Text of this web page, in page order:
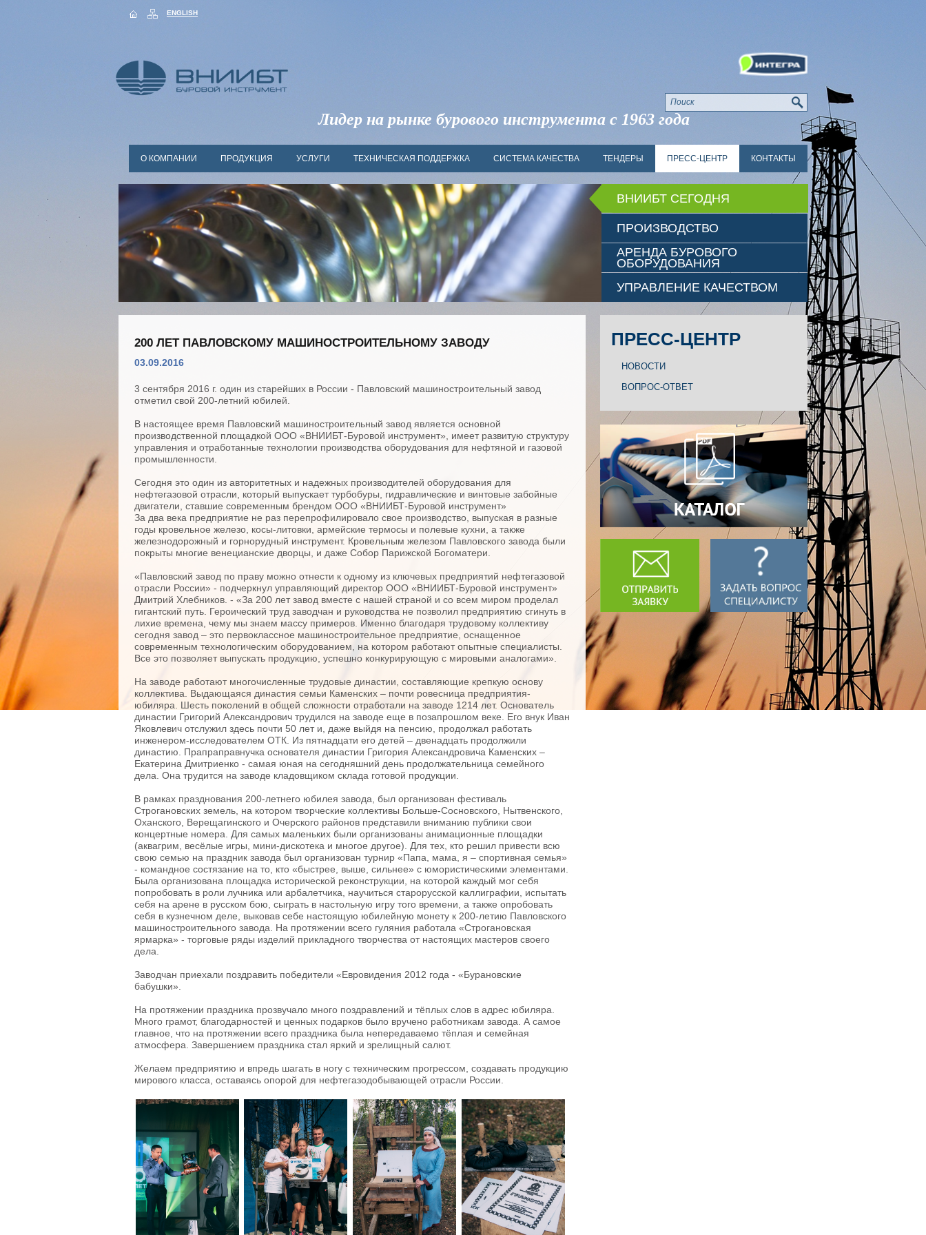
ENGLISH
Лидер на рынке бурового инструмента с 1963 года
О КОМПАНИИ ПРОДУКЦИЯ УСЛУГИ ТЕХНИЧЕСКАЯ ПОДДЕРЖКА СИСТЕМА КАЧЕСТВА ТЕНДЕРЫ ПРЕСС-ЦЕНТР КОНТАКТЫ
ВНИИБТ СЕГОДНЯ
ПРОИЗВОДСТВО
АРЕНДА БУРОВОГО
ОБОРУДОВАНИЯ
УПРАВЛЕНИЕ КАЧЕСТВОМ
200 ЛЕТ ПАВЛОВСКОМУ МАШИНОСТРОИТЕЛЬНОМУ ЗАВОДУ
03.09.2016
3 сентября 2016 г. один из старейших в России - Павловский машиностроительный завод
отметил свой 200-летний юбилей.
В настоящее время Павловский машиностроительный завод является основной
производственной площадкой ООО «ВНИИБТ-Буровой инструмент», имеет развитую структуру
управления и отработанные технологии производства оборудования для нефтяной и газовой
промышленности.
Сегодня это один из авторитетных и надежных производителей оборудования для
нефтегазовой отрасли, который выпускает турбобуры, гидравлические и винтовые забойные
двигатели, ставшие современным брендом ООО «ВНИИБТ-Буровой инструмент»
За два века предприятие не раз перепрофилировало свое производство, выпуская в разные
годы кровельное железо, косы-литовки, армейские термосы и полевые кухни, а также
железнодорожный и горнорудный инструмент. Кровельным железом Павловского завода были
покрыты многие венецианские дворцы, и даже Собор Парижской Богоматери.
«Павловский завод по праву можно отнести к одному из ключевых предприятий нефтегазовой
отрасли России» - подчеркнул управляющий директор ООО «ВНИИБТ-Буровой инструмент»
Дмитрий Хлебников. - «За 200 лет завод вместе с нашей страной и со всем миром проделал
гигантский путь. Героический труд заводчан и руководства не позволил предприятию сгинуть в
лихие времена, чему мы знаем массу примеров. Именно благодаря трудовому коллективу
сегодня завод – это первоклассное машиностроительное предприятие, оснащенное
современным технологическим оборудованием, на котором работают опытные специалисты.
Все это позволяет выпускать продукцию, успешно конкурирующую с мировыми аналогами».
На заводе работают многочисленные трудовые династии, составляющие крепкую основу
коллектива. Выдающаяся династия семьи Каменских – почти ровесница предприятия-
юбиляра. Шесть поколений в общей сложности отработали на заводе 1214 лет. Основатель
династии Григорий Александрович трудился на заводе еще в позапрошлом веке. Его внук Иван
Яковлевич отслужил здесь почти 50 лет и, даже выйдя на пенсию, продолжал работать
инженером-исследователем ОТК. Из пятнадцати его детей – двенадцать продолжили
династию. Прапраправнучка основателя династии Григория Александровича Каменских –
Екатерина Дмитриенко - самая юная на сегодняшний день продолжательница семейного
дела. Она трудится на заводе кладовщиком склада готовой продукции.
В рамках празднования 200-летнего юбилея завода, был организован фестиваль
Строгановских земель, на котором творческие коллективы Больше-Сосновского, Нытвенского,
Оханского, Верещагинского и Очерского районов представили вниманию публики свои
концертные номера. Для самых маленьких были организованы анимационные площадки
(аквагрим, весёлые игры, мини-дискотека и многое другое). Для тех, кто решил привести всю
свою семью на праздник завода был организован турнир «Папа, мама, я – спортивная семья»
- командное состязание на то, кто «быстрее, выше, сильнее» с юмористическими элементами.
Была организована площадка исторической реконструкции, на которой каждый мог себя
попробовать в роли лучника или арбалетчика, научиться старорусской каллиграфии, испытать
себя на арене в русском бою, сыграть в настольную игру того времени, а также опробовать
себя в кузнечном деле, выковав себе настоящую юбилейную монету к 200-летию Павловского
машиностроительного завода. На протяжении всего гуляния работала «Строгановская
ярмарка» - торговые ряды изделий прикладного творчества от настоящих мастеров своего
дела.
Заводчан приехали поздравить победители «Евровидения 2012 года - «Бурановские
бабушки».
На протяжении праздника прозвучало много поздравлений и тёплых слов в адрес юбиляра.
Много грамот, благодарностей и ценных подарков было вручено работникам завода. А самое
главное, что на протяжении всего праздника была непередаваемо тёплая и семейная
атмосфера. Завершением праздника стал яркий и зрелищный салют.
Желаем предприятию и впредь шагать в ногу с техническим прогрессом, создавать продукцию
мирового класса, оставаясь опорой для нефтегазодобывающей отрасли России.
ПРЕСС-ЦЕНТР
НОВОСТИ
ВОПРОС-ОТВЕТ